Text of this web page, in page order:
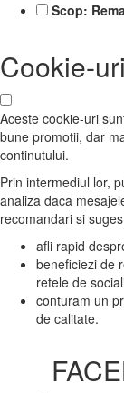
Scop:
Cookie-
Aceste cookie-uri
bune promotii, dar
continutului.
Prin intermediul lor,
analiza daca
recomandari si
afli rapid
beneficiezi de
retele de
conturam un
de calitate.